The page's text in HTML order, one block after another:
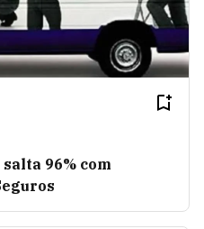
96% com